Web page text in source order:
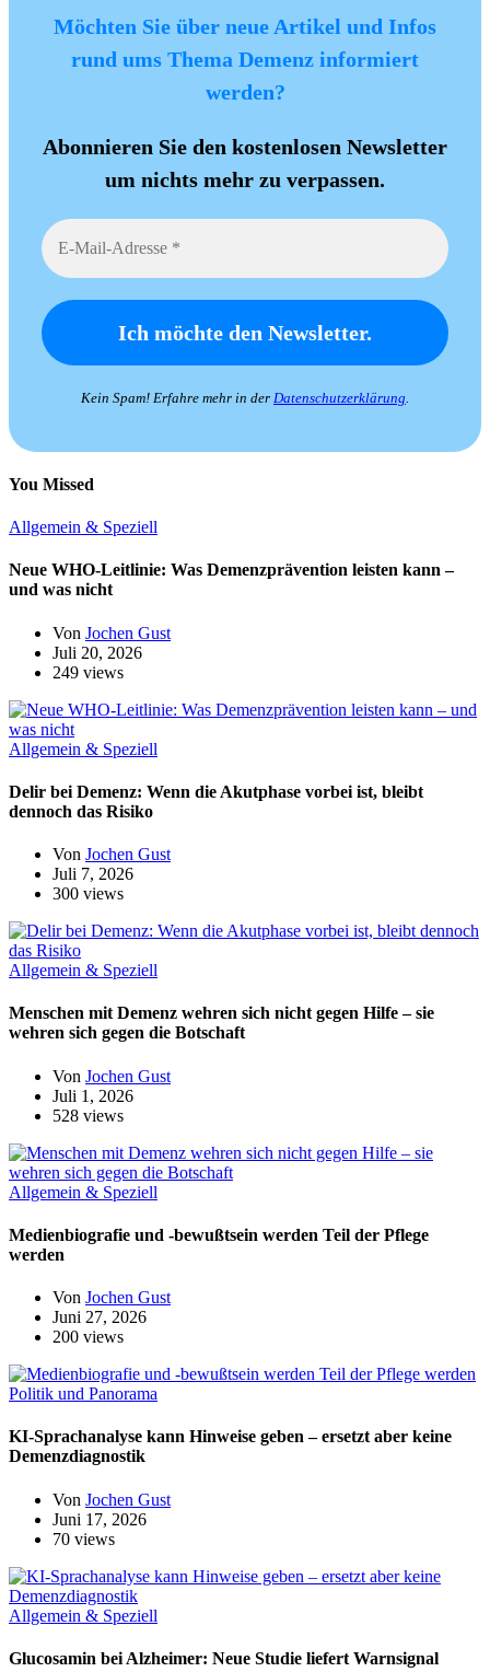
Möchten Sie über neue Artikel und Infos
rund ums Thema Demenz informiert
werden?
Abonnieren Sie den kostenlosen Newsletter
um nichts mehr zu verpassen.
Kein Spam! Erfahre mehr in der Datenschutzerklärung
You Missed
Allgemein & Speziell
Neue WHO-Leitlinie: Was Demenzprävention leisten kann –
und was nicht
Von Jochen Gust
Juli 20, 2026
249 views
Allgemein & Speziell
Delir bei Demenz: Wenn die Akutphase vorbei ist, bleibt
dennoch das Risiko
Von Jochen Gust
Juli 7, 2026
300 views
Allgemein & Speziell
Menschen mit Demenz wehren sich nicht gegen Hilfe – sie
wehren sich gegen die Botschaft
Von Jochen Gust
Juli 1, 2026
528 views
Allgemein & Speziell
Medienbiografie und -bewußtsein werden Teil der Pflege
werden
Von Jochen Gust
Juni 27, 2026
200 views
Politik und Panorama
KI-Sprachanalyse kann Hinweise geben – ersetzt aber keine
Demenzdiagnostik
Von Jochen Gust
Juni 17, 2026
70 views
Allgemein & Speziell
Glucosamin bei Alzheimer: Neue Studie liefert Warnsignal